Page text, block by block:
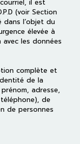
il est
(voir Section
dans l’objet du
élevée à
les données
complète et
de la
adresse,
de
de personnes